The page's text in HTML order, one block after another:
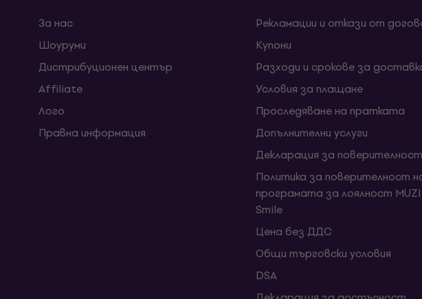
За нас
Шоуруми
Дистрибуционен център
Affiliate
Лого
Правна информация
Рекламации и откази от
Kупони
Разходи и срокове за
Условия за плащане
Проследяване на пратката
Допълнителни услуги
Декларация за поверителност
Политика за поверителност
програмата за лоялност
Smile
Цена без ДДС
Общи търговски условия
DSA